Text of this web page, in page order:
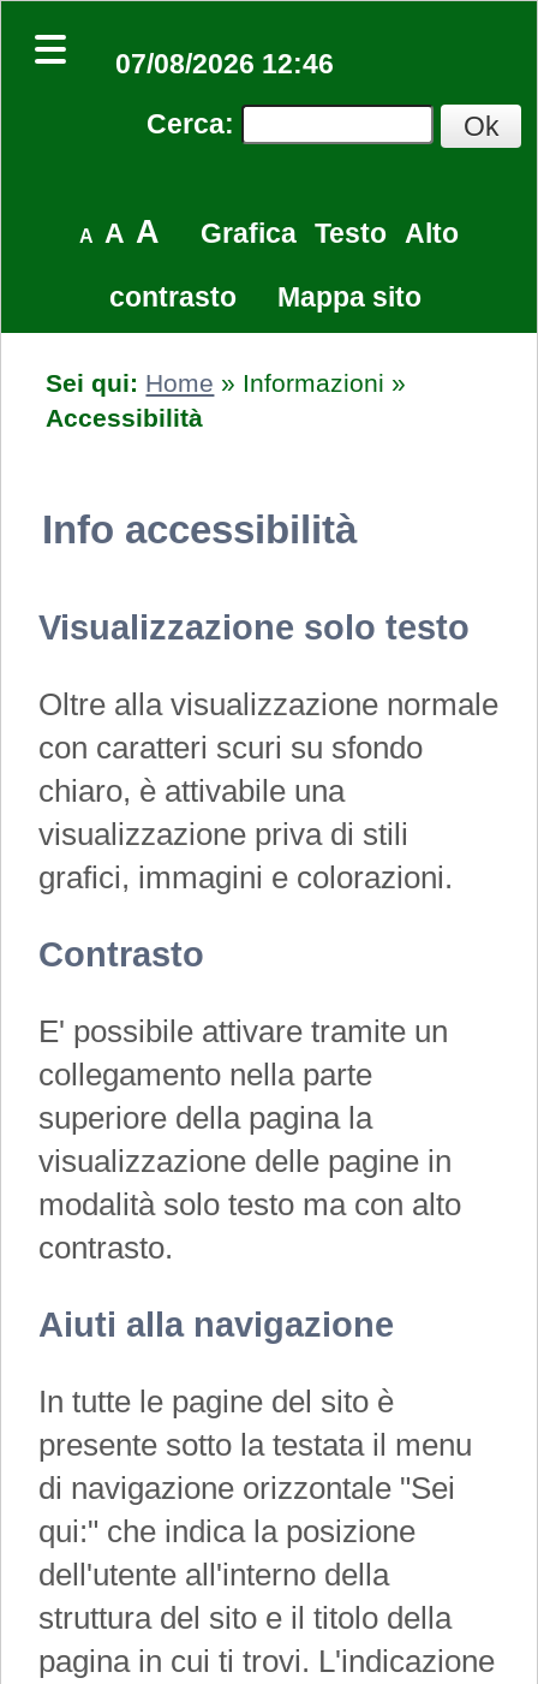
07/08/2026 12:46
Cerca:
A A A Grafica Testo Alto
contrasto Mappa sito
Sei qui: Home » Informazioni »
Accessibilità
Info accessibilità
Visualizzazione solo testo
Oltre alla visualizzazione normale
con caratteri scuri su sfondo
chiaro, è attivabile una
visualizzazione priva di stili
grafici, immagini e colorazioni.
Contrasto
E' possibile attivare tramite un
collegamento nella parte
superiore della pagina la
visualizzazione delle pagine in
modalità solo testo ma con alto
contrasto.
Aiuti alla navigazione
In tutte le pagine del sito è
presente sotto la testata il menu
di navigazione orizzontale "Sei
qui:" che indica la posizione
dell'utente all'interno della
struttura del sito e il titolo della
pagina in cui ti trovi. L'indicazione